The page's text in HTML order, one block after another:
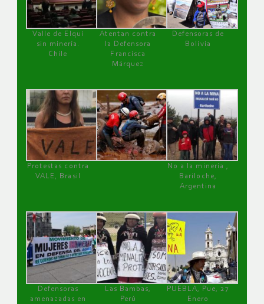
Valle de Elqui
sin minería.
Chile
Atentan contra
la Defensora
Francisca
Márquez
Defensoras de
Bolivia
Protestas contra
VALE, Brasil
No a la minería ,
Bariloche,
Argentina
Defensoras
amenazadas en
Las Bambas,
Perú
PUEBLA, Pue, 27
Enero